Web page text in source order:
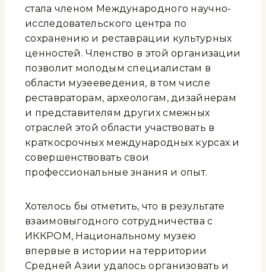
стала членом Международного научно-
исследовательского центра по
сохранению и реставрации культурных
ценностей. Членство в этой организации
позволит молодым специалистам в
области музееведения, в том числе
реставраторам, археологам, дизайнерам
и представителям других смежных
отраслей этой области участвовать в
краткосрочных международных курсах и
совершенствовать свои
профессиональные знания и опыт.
Хотелось бы отметить, что в результате
взаимовыгодного сотрудничества с
ИККРОМ, Национальному музею
впервые в истории на территории
Средней Азии удалось организовать и